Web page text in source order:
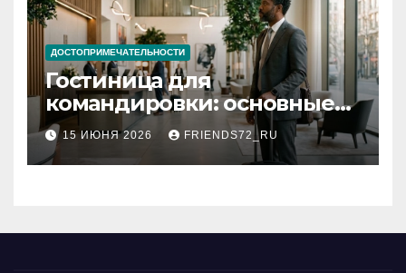
ДОСТОПРИМЕЧАТЕЛЬНОСТИ
Гостиница для
командировки: основные
критерии выбора
15 ИЮНЯ 2026 FRIENDS72_RU